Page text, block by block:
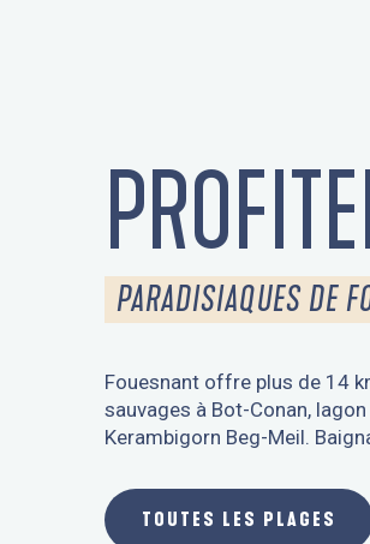
PARADISIAQUES DE
Fouesnant offre plus de 14
sauvages à Bot-Conan,
Kerambigorn Beg-Meil.
TOUTES LES PLAGES